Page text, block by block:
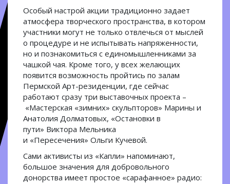
Особый настрой акции традиционно задает
атмосфера творческого пространства, в котором
участники могут не только отвлечься от мыслей
о процедуре и не испытывать напряженности,
но и познакомиться с единомышленниками за
чашкой чая. Кроме того, у всех желающих
появится возможность пройтись по залам
Пермской Арт-резиденции, где сейчас
работают сразу три выставочных проекта –
«Мастерская «зимних» скульпторов» Марины и
Анатолия Долматовых, «Остановки в
пути» Виктора Мельника
и «Пересечения» Ольги Кучевой.
Сами активисты из «Капли» напоминают,
большое значения для добровольного
донорства имеет простое «сарафанное» радио: